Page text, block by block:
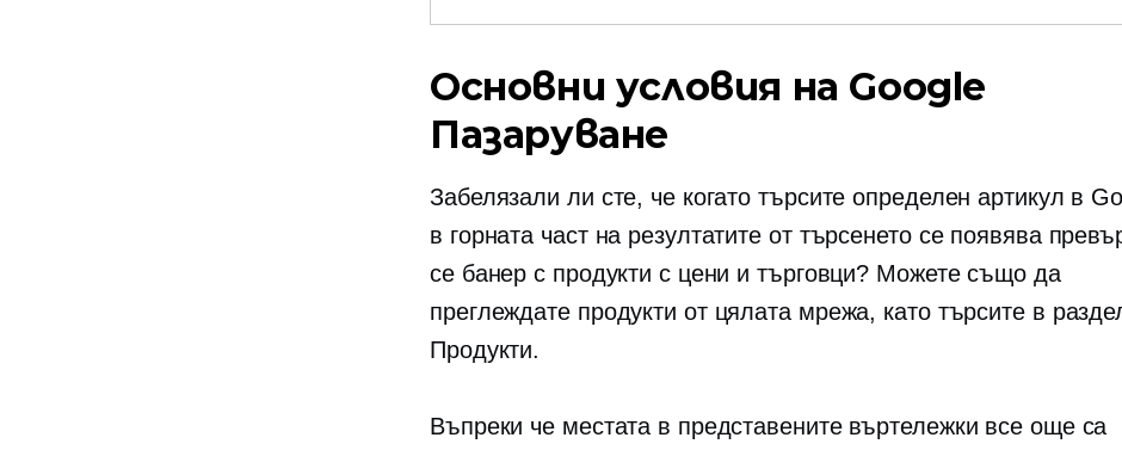
Основни условия на Google
Пазаруване
Забелязали ли сте, че когато търсите определен артикул в
в горната част на резултатите от търсенето се появява
се банер с продукти с цени и търговци? Можете също да
преглеждате продукти от цялата мрежа, като търсите в
Продукти.
Въпреки че местата в представените въртележки все още са